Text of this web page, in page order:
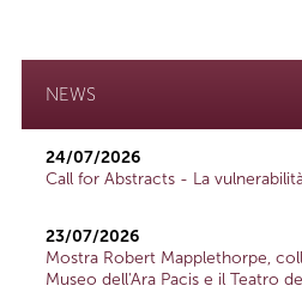
NEWS
24/07/2026
Call for Abstracts - La
23/07/2026
Mostra Robert Mapplethorpe,
Museo dell'Ara Pacis e il Teatro